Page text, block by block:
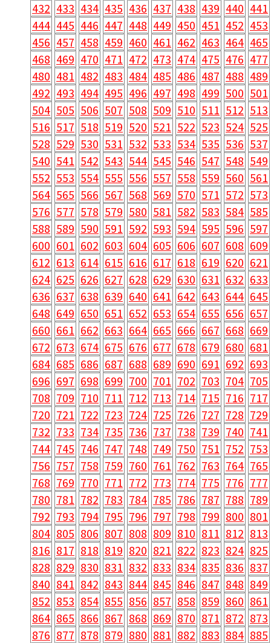
432 433 434 435 436 437 438 439 440 441
444 445 446 447 448 449 450 451 452 453
456 457 458 459 460 461 462 463 464 465
468 469 470 471 472 473 474 475 476 477
480 481 482 483 484 485 486 487 488 489
492 493 494 495 496 497 498 499 500 501
504 505 506 507 508 509 510 511 512 513
516 517 518 519 520 521 522 523 524 525
528 529 530 531 532 533 534 535 536 537
540 541 542 543 544 545 546 547 548 549
552 553 554 555 556 557 558 559 560 561
564 565 566 567 568 569 570 571 572 573
576 577 578 579 580 581 582 583 584 585
588 589 590 591 592 593 594 595 596 597
600 601 602 603 604 605 606 607 608 609
612 613 614 615 616 617 618 619 620 621
624 625 626 627 628 629 630 631 632 633
636 637 638 639 640 641 642 643 644 645
648 649 650 651 652 653 654 655 656 657
660 661 662 663 664 665 666 667 668 669
672 673 674 675 676 677 678 679 680 681
684 685 686 687 688 689 690 691 692 693
696 697 698 699 700 701 702 703 704 705
708 709 710 711 712 713 714 715 716 717
720 721 722 723 724 725 726 727 728 729
732 733 734 735 736 737 738 739 740 741
744 745 746 747 748 749 750 751 752 753
756 757 758 759 760 761 762 763 764 765
768 769 770 771 772 773 774 775 776 777
780 781 782 783 784 785 786 787 788 789
792 793 794 795 796 797 798 799 800 801
804 805 806 807 808 809 810 811 812 813
816 817 818 819 820 821 822 823 824 825
828 829 830 831 832 833 834 835 836 837
840 841 842 843 844 845 846 847 848 849
852 853 854 855 856 857 858 859 860 861
864 865 866 867 868 869 870 871 872 873
876 877 878 879 880 881 882 883 884 885